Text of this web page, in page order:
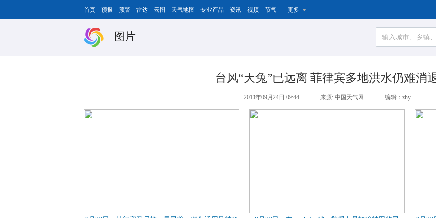
首页 预报 预警 雷达 云图 天气地图 专业产品 资讯 视频 节气 更多
图片
台风“天兔”已远离 菲律宾多地洪水仍难消
2013年09月24日 09:44 来源: 中国天气网 编辑：zhy